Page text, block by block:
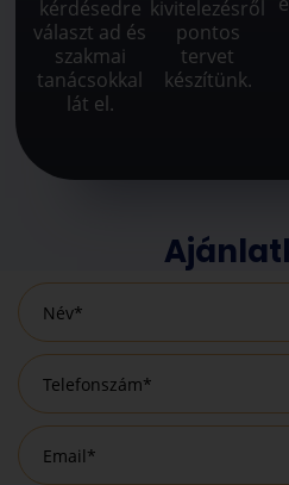
kérdésedre
választ ad és
szakmai
tanácsokkal
lát el.
kivitelezésről
pontos
tervet
készítünk.